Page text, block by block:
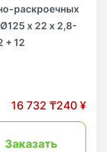
раскроечных
х 22 x 2,8-
+ 12
16 732 ₸240 ¥
Заказать